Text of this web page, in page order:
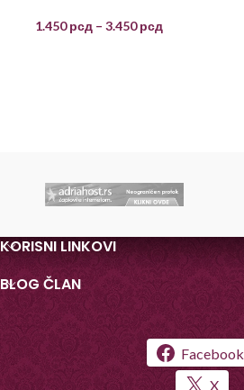
1.450рсд – 3.450рсд
KORISNI LINKOVI
BLOG ČLAN
Facebook
X